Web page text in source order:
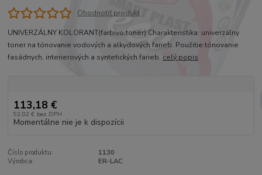
Ohodnotiť produkt
UNIVERZÁLNY KOLORANT(farbivo,toner) Charakteristika: univerzálny
toner na tónovanie vodových a alkydových farieb. Použitie:tónovanie
fasádnych, interierových a syntetických farieb. celý popis
113,18 €
92,02 € bez DPH
Momentálne nie je k dispozícii
Číslo produktu:
1130
Výrobca:
ER-LAC